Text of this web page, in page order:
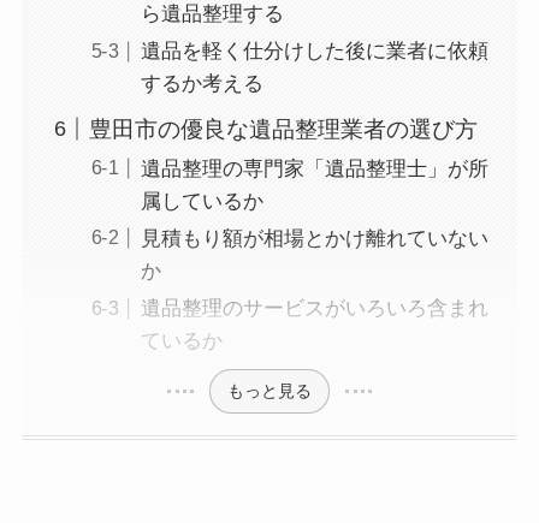
ら遺品整理する
遺品を軽く仕分けした後に業者に依頼
するか考える
豊田市の優良な遺品整理業者の選び方
遺品整理の専門家「遺品整理士」が所
属しているか
見積もり額が相場とかけ離れていない
か
遺品整理のサービスがいろいろ含まれ
ているか
もっと見る